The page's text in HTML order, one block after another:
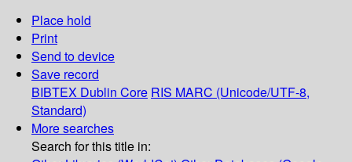
Place hold
Print
Send to device
Save record
BIBTEX Dublin Core RIS MARC (Unicode/UTF-8,
Standard)
More searches
Search for this title in: